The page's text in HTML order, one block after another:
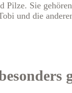
Pilze. Sie
und die